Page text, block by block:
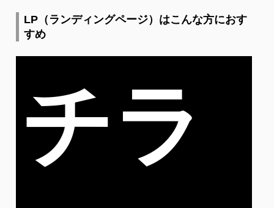
LP（ランディングページ）はこんな方におす
すめ
チラ